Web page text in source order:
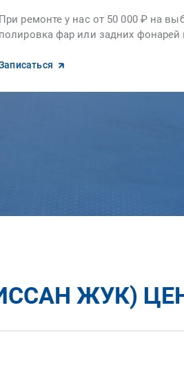
При ремонте у нас от 50 000 ₽ на
полировка фар или задних фонарей
ЖУК)